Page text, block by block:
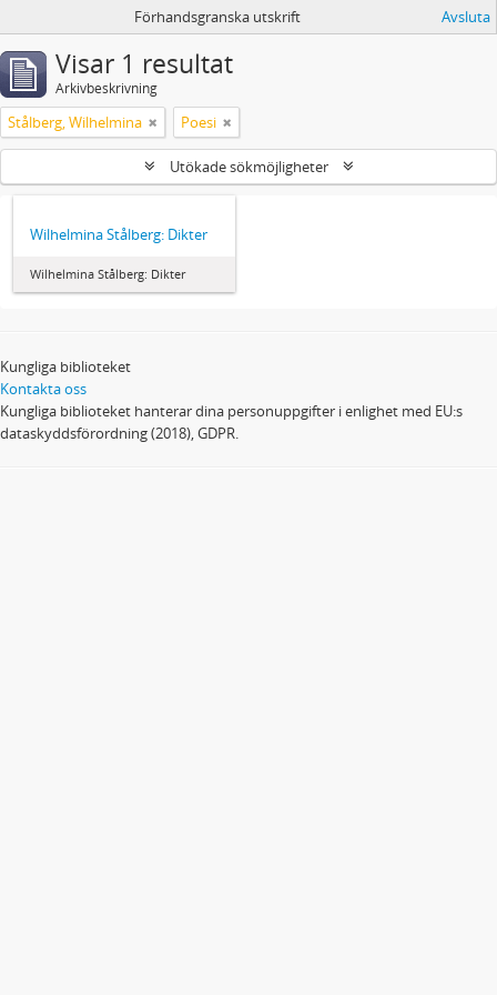
Förhandsgranska utskrift Avsluta
Visar 1 resultat
Arkivbeskrivning
Stålberg, Wilhelmina Poesi
Utökade sökmöjligheter
Wilhelmina Stålberg: Dikter
Wilhelmina Stålberg: Dikter
Kungliga biblioteket
Kontakta oss
Kungliga biblioteket hanterar dina personuppgifter i enlighet med EU:s
dataskyddsförordning (2018), GDPR.